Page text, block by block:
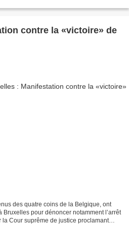
contre la «victoire» de
des quatre coins de la Belgique, ont
pour dénoncer notamment l’arrêt
Cour suprême de justice proclamant